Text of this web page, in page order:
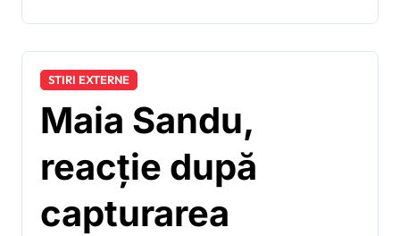
STIRI EXTERNE
Maia Sandu,
reacție după
capturarea